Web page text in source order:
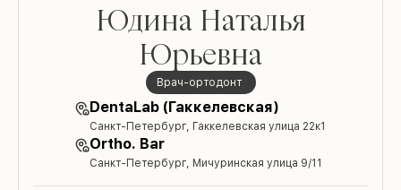
Юдина Наталья
Юрьевна
врач-ортодонт
DentaLab (Гаккелевская)
Санкт-Петербург, Гаккелевская улица 22к1
Ortho. Bar
Санкт-Петербург, Мичуринская улица 9/11